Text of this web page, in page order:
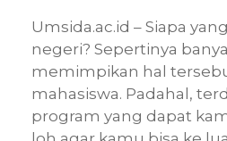
Umsida.ac.id – Siapa
negeri? Sepertinya
memimpikan hal
mahasiswa. Padahal,
program yang dapat